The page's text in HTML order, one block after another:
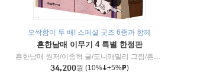
오싹함이 두 배! 스페셜 굿즈 6종과 함께
흔한남매 이무기 4 특별 한정판
흔한남매 원저/이종혁 글/도니패밀리 그림/흔한컴퍼니 감수
34,200원 (10% +5% )